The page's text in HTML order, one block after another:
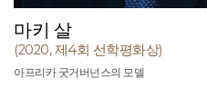
마키 살
(2020, 제4회 선학평화상)
아프리카 굿거버넌스의 모델